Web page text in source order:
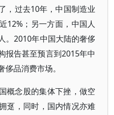
，过去10年，中国制造业
12%；另一方面，中国人
。2010年中国大陆的奢侈
报告甚至预言到2015年中
品消费市场。
概念股的集体下挫，做空
趸，同时，国内情况亦难